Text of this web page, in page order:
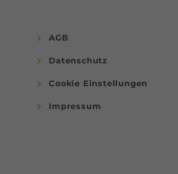
AGB
Datenschutz
Cookie Einstellungen
Impressum